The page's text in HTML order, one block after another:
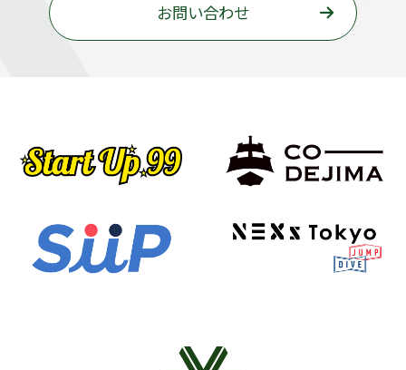
お問い合わせ